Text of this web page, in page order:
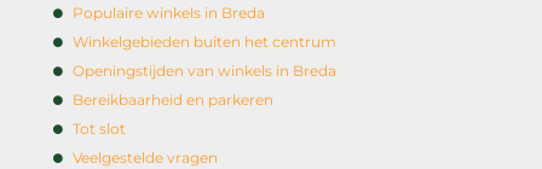
Populaire winkels in Breda
Winkelgebieden buiten het centrum
Openingstijden van winkels in Breda
Bereikbaarheid en parkeren
Tot slot
Veelgestelde vragen